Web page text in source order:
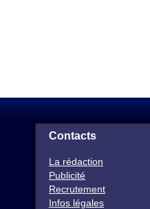
Contacts
La rédaction
Publicité
Recrutement
Infos légales